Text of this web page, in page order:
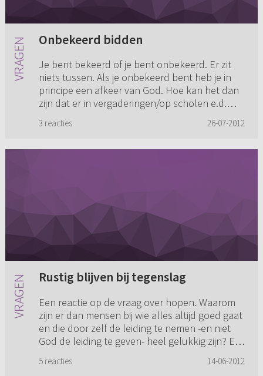
Onbekeerd bidden
Je bent bekeerd of je bent onbekeerd. Er zit
niets tussen. Als je onbekeerd bent heb je in
principe een afkeer van God. Hoe kan het dan
zijn dat er in vergaderingen/op scholen e.d.
3 reacties 26-07-2012
Rustig blijven bij tegenslag
Een reactie op de vraag over hopen. Waarom
zijn er dan mensen bij wie alles altijd goed gaat
en die door zelf de leiding te nemen -en niet
God de leiding te geven- heel gelukkig zijn? En
5 reacties 14-06-2012